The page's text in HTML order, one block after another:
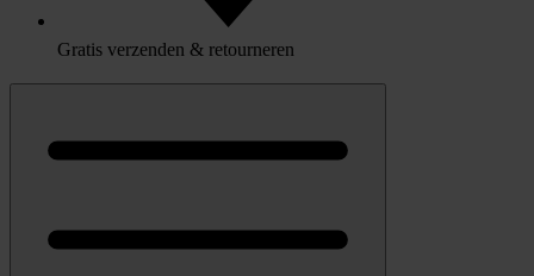
Gratis verzenden & retourneren